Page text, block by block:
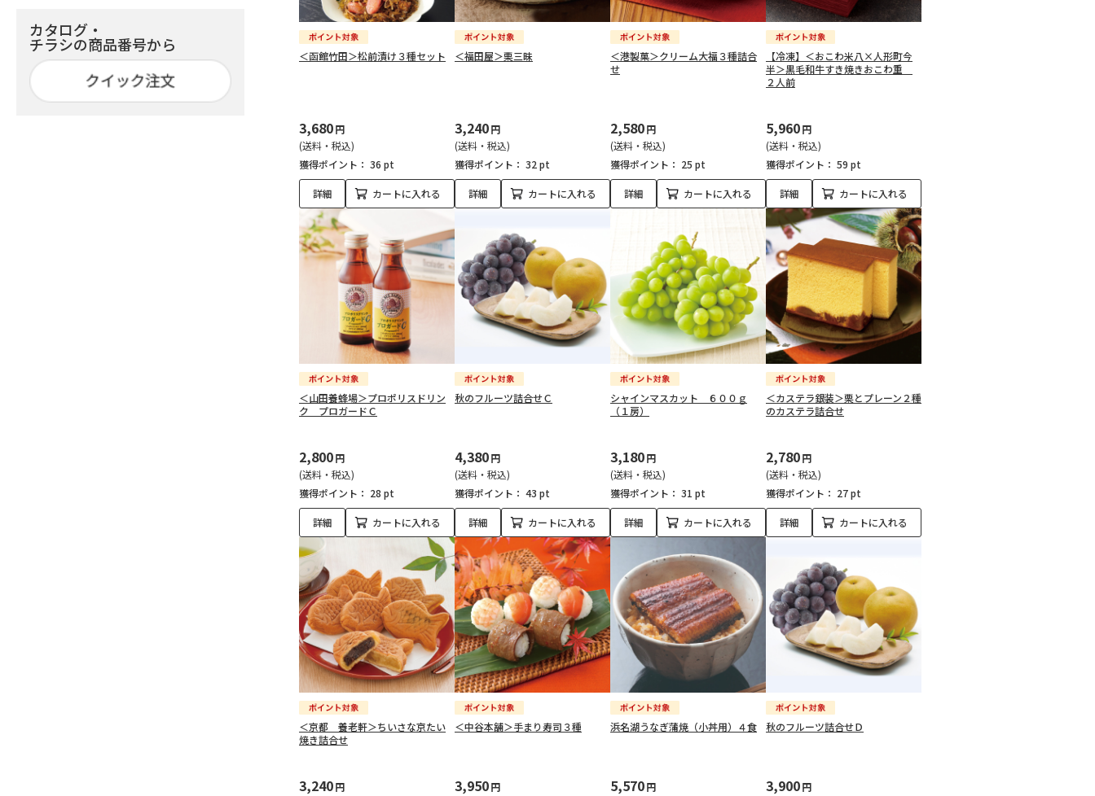
＜函館竹田＞松前漬け３種セット
3,680円
(送料・税込)
獲得ポイント： 36 pt
詳細 カートに入れる
＜福田屋＞栗三昧
3,240円
(送料・税込)
獲得ポイント： 32 pt
詳細 カートに入れる
＜港製菓＞クリーム大福３種詰合
せ
2,580円
(送料・税込)
獲得ポイント： 25 pt
詳細 カートに入れる
【冷凍】＜おこわ米八×人形町今
半＞黒毛和牛すき焼きおこわ重
２人前
5,960円
(送料・税込)
獲得ポイント： 59 pt
詳細 カートに入れる
＜山田養蜂場＞プロポリスドリン
ク プロガードＣ
2,800円
(送料・税込)
獲得ポイント： 28 pt
詳細 カートに入れる
秋のフルーツ詰合せＣ
4,380円
(送料・税込)
獲得ポイント： 43 pt
詳細 カートに入れる
シャインマスカット ６００ｇ
（１房）
3,180円
(送料・税込)
獲得ポイント： 31 pt
詳細 カートに入れる
＜カステラ銀装＞栗とプレーン２種
のカステラ詰合せ
2,780円
(送料・税込)
獲得ポイント： 27 pt
詳細 カートに入れる
＜京都 養老軒＞ちいさな京たい
焼き詰合せ
3,240円
＜中谷本舗＞手まり寿司３種
3,950円
浜名湖うなぎ蒲焼（小丼用）４食
5,570円
秋のフルーツ詰合せＤ
3,900円
カタログ・
チラシの商品番号から